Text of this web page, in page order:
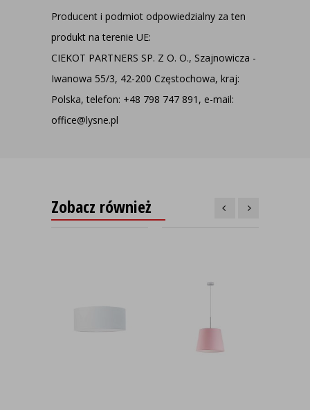
Producent i podmiot odpowiedzialny za ten
produkt na terenie UE:
CIEKOT PARTNERS SP. Z O. O., Szajnowicza -
Iwanowa 55/3, 42-200 Częstochowa, kraj:
Polska, telefon: +48 798 747 891, e-mail:
office@lysne.pl
Zobacz również